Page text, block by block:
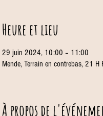
Heure et lieu
29 juin 2024, 10:00 – 11:00
Mende, Terrain en contrebas, 21
À propos de